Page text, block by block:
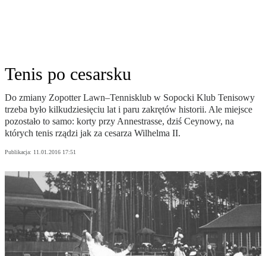
Tenis po cesarsku
Do zmiany Zopotter Lawn–Tennisklub w Sopocki Klub Tenisowy
trzeba było kilkudziesięciu lat i paru zakrętów historii. Ale miejsce
pozostało to samo: korty przy Annestrasse, dziś Ceynowy, na
których tenis rządzi jak za cesarza Wilhelma II.
Publikacja: 11.01.2016 17:51